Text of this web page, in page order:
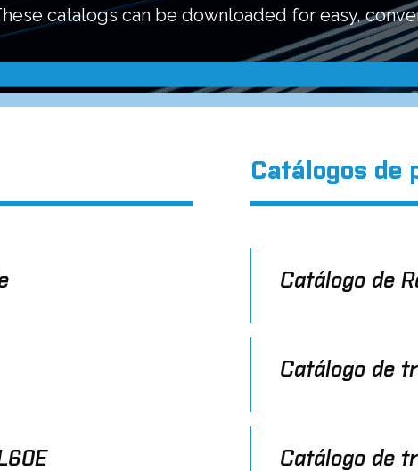
catalogs can be downloaded for easy,
Catálogos de
Catálogo de
Catálogo de
Catálogo de